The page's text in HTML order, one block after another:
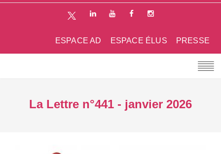
PRESSE
ESPACE ÉLUS
ESPACE AD
La Lettre n°441 - janvier 2026